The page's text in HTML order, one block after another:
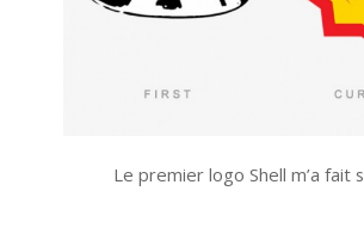
Le premier logo Shell m’a fait